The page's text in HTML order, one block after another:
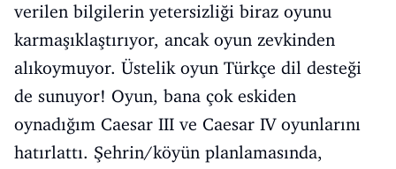
verilen bilgilerin yetersizliği biraz oyunu
karmaşıklaştırıyor, ancak oyun zevkinden
alıkoymuyor. Üstelik oyun Türkçe dil desteği
de sunuyor! Oyun, bana çok eskiden
oynadığım Caesar III ve Caesar IV oyunlarını
hatırlattı. Şehrin/köyün planlamasında,